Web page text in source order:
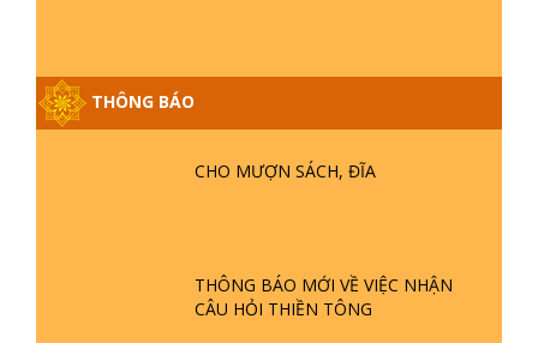
THÔNG BÁO
CHO MƯỢN SÁCH, ĐĨA
THÔNG BÁO MỚI VỀ VIỆC NHẬN
CÂU HỎI THIỀN TÔNG
NĂM PHẬT KHÔNG NÓI? HỘI LONG
HOA LÀ HỘI GÌ? TỬ VÌ ĐẠO
TTTD
GIẢI ĐÁP ĐẶC BIỆT P23 - THIÊN